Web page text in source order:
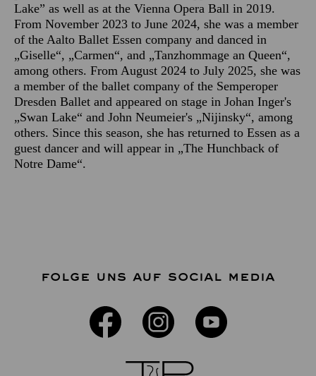
Lake” as well as at the Vienna Opera Ball in 2019.
From November 2023 to June 2024, she was a member
of the Aalto Ballet Essen company and danced in
„Giselle“, „Carmen“, and „Tanzhommage an Queen“,
among others. From August 2024 to July 2025, she was
a member of the ballet company of the Semperoper
Dresden Ballet and appeared on stage in Johan Inger's
„Swan Lake“ and John Neumeier's „Nijinsky“, among
others. Since this season, she has returned to Essen as a
guest dancer and will appear in „The Hunchback of
Notre Dame“.
FOLGE UNS AUF SOCIAL MEDIA